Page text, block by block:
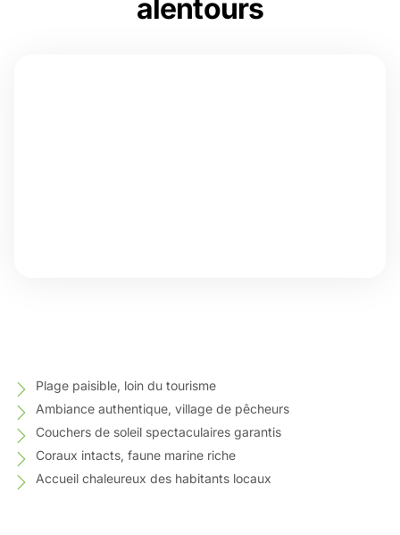
alentours
Plage paisible, loin du tourisme
Ambiance authentique, village de pêcheurs
Couchers de soleil spectaculaires garantis
Coraux intacts, faune marine riche
Accueil chaleureux des habitants locaux